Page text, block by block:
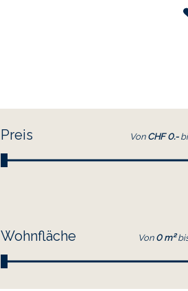
Preis Von CHF 0.-
Wohnfläche Von 0 m²